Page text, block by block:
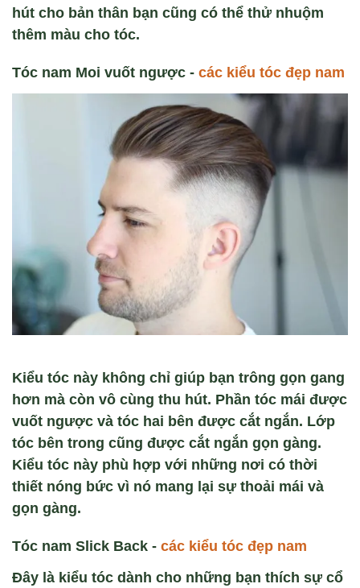
hút cho bản thân bạn cũng có thể thử nhuộm
thêm màu cho tóc.
Tóc nam Moi vuốt ngược - các kiểu tóc đẹp nam
Kiểu tóc này không chỉ giúp bạn trông gọn gang
hơn mà còn vô cùng thu hút. Phần tóc mái được
vuốt ngược và tóc hai bên được cắt ngắn. Lớp
tóc bên trong cũng được cắt ngắn gọn gàng.
Kiểu tóc này phù hợp với những nơi có thời
thiết nóng bức vì nó mang lại sự thoải mái và
gọn gàng.
Tóc nam Slick Back - các kiểu tóc đẹp nam
Đây là kiểu tóc dành cho những bạn thích sự cổ